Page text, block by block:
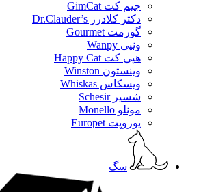
جیم کت GimCat
دکتر کلادرز Dr.Clauder’s
گورمت Gourmet
ونپی Wanpy
هپی کت Happy Cat
وینستون Winston
ویسکاس Whiskas
شسیر Schesir
مونلو Monello
یوروپت Europet
سگ